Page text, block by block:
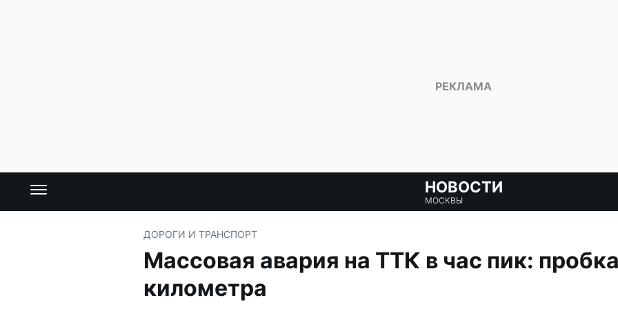
НОВОСТИ
МОСКВЫ
ДОРОГИ И ТРАНСПОРТ
Массовая авария на ТТК в час пик:
километра